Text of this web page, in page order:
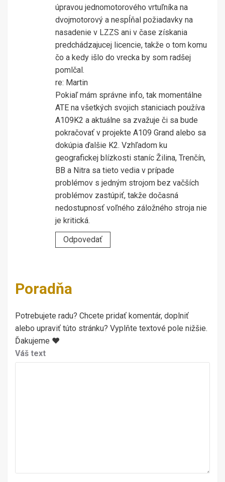
úpravou jednomotorového vrtuľníka na
dvojmotorový a nespĺňal požiadavky na
nasadenie v LZZS ani v čase získania
predchádzajucej licencie, takže o tom komu
čo a kedy išlo do vrecka by som radšej
pomlčal.
re: Martin
Pokiaľ mám správne info, tak momentálne
ATE na všetkých svojich staniciach používa
A109K2 a aktuálne sa zvažuje či sa bude
pokračovať v projekte A109 Grand alebo sa
dokúpia ďalšie K2. Vzhľadom ku
geografickej blízkosti staníc Žilina, Trenčín,
BB a Nitra sa tieto vedia v prípade
problémov s jedným strojom bez vačších
problémov zastúpiť, takže dočasná
nedostupnosť voľného záložného stroja nie
je kritická.
Odpovedať
Poradňa
Potrebujete radu? Chcete pridať komentár, doplniť
alebo upraviť túto stránku? Vyplňte textové pole nižšie.
Ďakujeme ♥
Váš text